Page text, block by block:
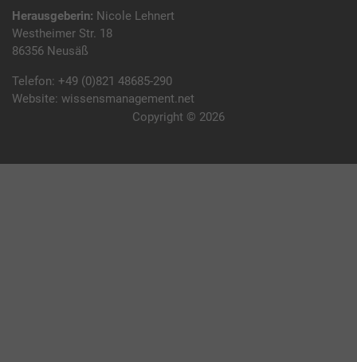
Herausgeberin: Nicole Lehnert
Westheimer Str. 18
86356 Neusäß
Telefon: +49 (0)821 48685-290
Website: wissensmanagement.net
Copyright © 2026